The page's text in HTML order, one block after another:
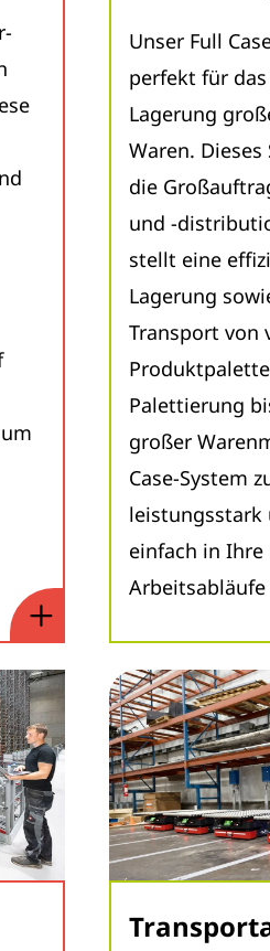
Unser Full
perfekt für
Lagerung
Waren.
die
und -
stellt eine
Lagerung
Transport von
Palettierung
großer
Case-System
leistungsstark
einfach in Ihre